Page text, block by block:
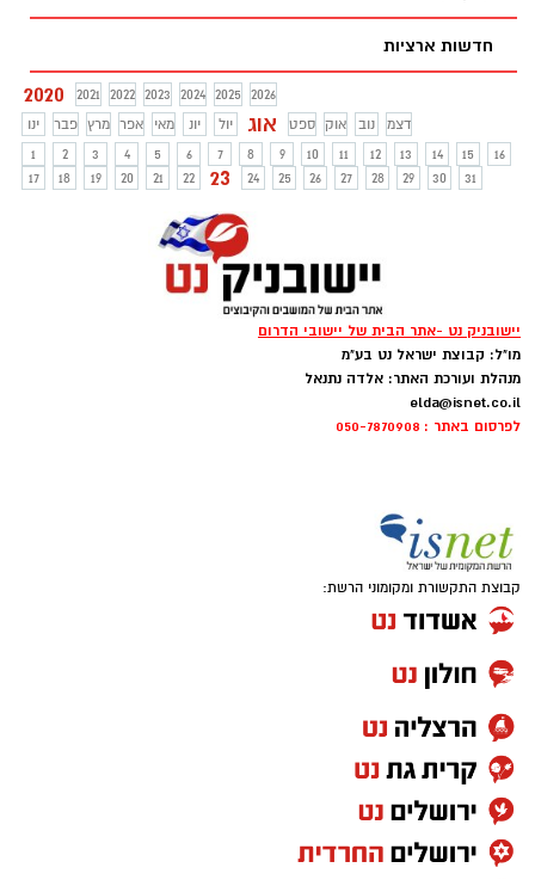
חדשות ארציות
2020 2021 2022 2023 2024 2025
2026
ינו
פבר מרץ אפר מאי יונ יול אוג ספט אוק נוב
דצמ
1
2 3 4 5 6 7 8 9 10 11 12 13 14 15
16
17
18 19 20 21 22 23 24 25 26 27 28 29 30 31
יישובניק נט -אתר הבית של יישובי הדרום
מו"ל: קבוצת ישראל נט בע"מ
מנהלת ועורכת האתר: אלדה נתנאל
elda@isnet.co.il
לפרסום באתר : 050-7870908
קבוצת התקשורת ומקומוני הרשת: